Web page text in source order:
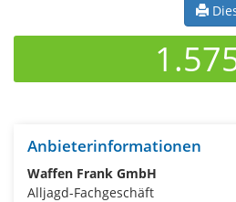
Anbieterinformationen
Waffen Frank GmbH
Alljagd-Fachgeschäft